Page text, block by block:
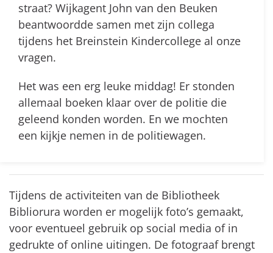
straat? Wijkagent John van den Beuken
beantwoordde samen met zijn collega
tijdens het Breinstein Kindercollege al onze
vragen.
Het was een erg leuke middag! Er stonden
allemaal boeken klaar over de politie die
geleend konden worden. En we mochten
een kijkje nemen in de politiewagen.
Tijdens de activiteiten van de Bibliotheek
Bibliorura worden er mogelijk foto’s gemaakt,
voor eventueel gebruik op social media of in
gedrukte of online uitingen. De fotograaf brengt